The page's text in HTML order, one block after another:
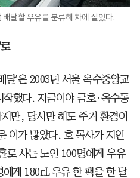
달할 우유를 분류해 차에 실었다.
달'은 2003년 서울 옥수중앙교
했다. 지금이야 금호·옥수동
만, 당시만 해도 주거 환경이
이가 많았다. 호 목사가 지인
로 사는 노인 100명에게 우유
게 180㎖ 우유 한 팩을 한 달